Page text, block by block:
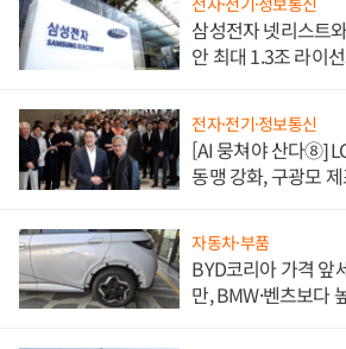
삼성전자 넷리스트
안 최대 1.3조 라이
전자·전기·정보통신
[AI 뭉쳐야 산다⑧]
동맹 강화, 구광모 제
자동차·부품
BYD코리아 가격 앞
만, BMW·벤츠보다